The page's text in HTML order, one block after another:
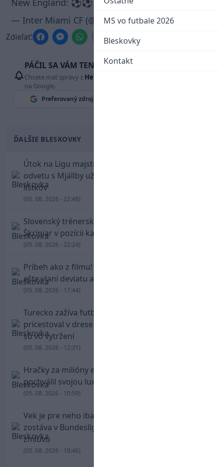
MS vo futbale 2026
Bleskovky
Kontakt
New England: ⚽⚽
pic.twitter.com/LuEAIv86FB
— Inter Miami CF (@InterMiamiCF)July 10, 2025
Zdieľať:
PÁČIL SA VÁM TENTO ČLÁNOK?
Chcete mať správy z Hetrik.sk
na Google.
Preferovaný zdroj
ĎALŠIE BLESKOVKY
Útok na Ligu majstrov láka! Slovan hlási na
odvetu s Mjällby už viac ako 13-tisíc predaných
lístkov
(05. 08. 2026 - 22:48)
Slovenský trénerský súboj pre Borbélyho,
Škriniar v pozícii kapitána potiahol Fenerbahce
(05. 08. 2026 - 22:24)
Príbeh ako z filmu! Hrdina Slovana Kianga hral
ešte vlani deviatu anglickú ligu
(05. 08. 2026 - 17:44)
Turecko zažíva futbalové šialenstvo! Salah
pricestoval v drese Trabzonsporu, fanúšikovia
sú vo vytržení
(05. 08. 2026 - 12:31)
Hračky za milióny eur! Cristiano Ronaldo sa
pochválil svojou luxusnou zbierkou áut
(05. 08. 2026 - 10:59)
Vek je pre neho iba číslo! Štyridsaťročný Džeko
zostáva v Bundeslige, so Schalke predĺžil
zmluvu
(05. 08. 2026 - 10:46)